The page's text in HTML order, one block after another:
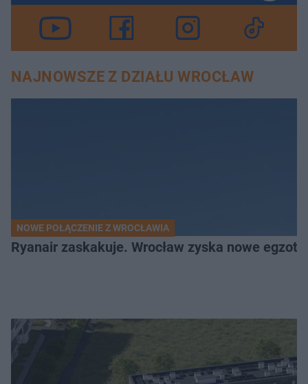
NAJNOWSZE Z DZIAŁU WROCŁAW
NOWE POŁĄCZENIE Z WROCŁAWIA
Ryanair zaskakuje. Wrocław zyska nowe